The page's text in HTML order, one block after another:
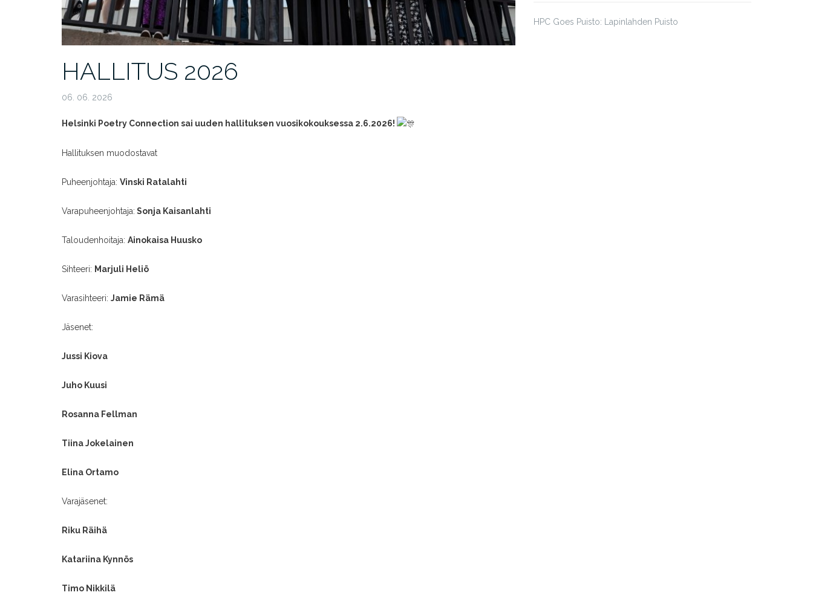
HALLITUS 2026
06. 06. 2026
Helsinki Poetry Connection sai uuden hallituksen vuosikokouksessa 2.6.2026!
Hallituksen muodostavat
Puheenjohtaja: Vinski Ratalahti
Varapuheenjohtaja: Sonja Kaisanlahti
Taloudenhoitaja: Ainokaisa Huusko
Sihteeri: Marjuli Heliö
Varasihteeri: Jamie Rämä
Jäsenet:
Jussi Kiova
Juho Kuusi
Rosanna Fellman
Tiina Jokelainen
Elina Ortamo
Varajäsenet:
Riku Räihä
Katariina Kynnös
Timo Nikkilä
HPC Goes Puisto: Lapinlahden Puisto